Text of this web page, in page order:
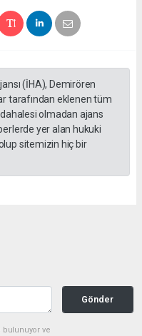
(İHA), Demirören
tarafından eklenen tüm
olmadan ajans
yer alan hukuki
sitemizin hiç bir
Gönder
bulunuyor ve